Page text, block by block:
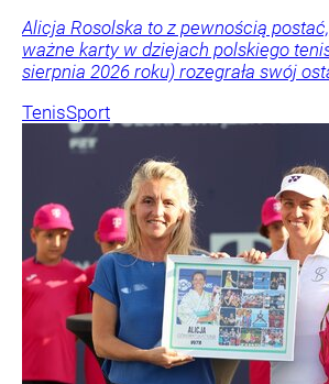
Alicja Rosolska to z pewnością
ważne karty w dziejach polskiego
sierpnia 2026 roku) rozegrała swój
TenisSport